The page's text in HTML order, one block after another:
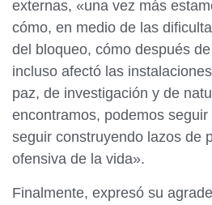
externas, «una vez más
cómo, en medio de las
del bloqueo, cómo después
incluso afectó las
paz, de investigación y de
encontramos, podemos
seguir construyendo lazos de
ofensiva de la vida».
Finalmente, expresó su